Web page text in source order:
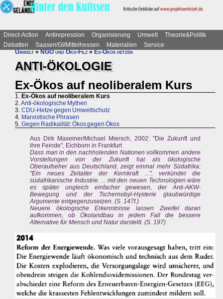
Direct-Action Antirepression Organisierung Umwelt
Theorie&Politik
Debatten
Saasen/GI/Mittelhessen Materialien
Service
Umwelt»NGO und Öko-Filz»Ex-Ökos hetzen
ANTI-ÖKOLOGIE
Ex-Ökos auf neoliberalem Kurs
1. Ex-Ökos auf neoliberalem Kurs
2.Anti-ökologische Mythen
3. CDU-Hetze gegen Umweltschutz
4. Marxistische Phrasen
5. Gegen Radikalität: Ökos gegen Ökos
Aus Dirk Maxeiner/Michael Miersch, 2002: "Die Zukunft und
ihre Feinde", Eichborn in Frankfurt
Dass man in den nachholenden Nationen vollkommen andere
Vorstellungen von der Zukunft hat als ökologische
Oberaufseher aus Deutschland, zeigt einmal mehr Südafrika:
"Ein neues Zeitalter der Kernkraft ...", verkündet die
südafrikanische Industrie. ... mit den neuen Technologien wäre
es später ungleich einfacher gewesen, der Anti-AKW-
Bewegung und der Tschernobyl-Hysterie glaubwürdige
Argumente entgegenzusetzen. (S. 147f.)
Neuere ökologische Erkenntnisse lassen Zweifel daran
aufkommen, ob Ökolandbau in jedem Fall die bessere
Alternative für Mensch und Natur darstellt. (S. 197)